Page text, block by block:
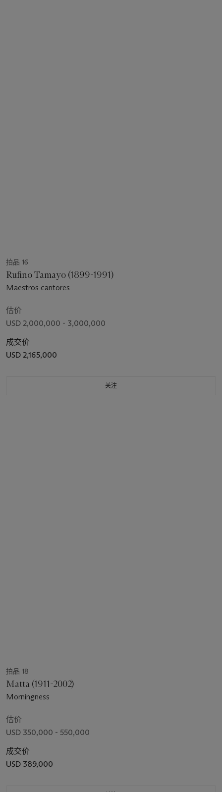
拍品 16
Rufino Tamayo (1899-1991)
Maestros cantores
估价
USD 2,000,000 - 3,000,000
成交价
USD 2,165,000
关注
拍品 18
Matta (1911-2002)
Morningness
估价
USD 350,000 - 550,000
成交价
USD 389,000